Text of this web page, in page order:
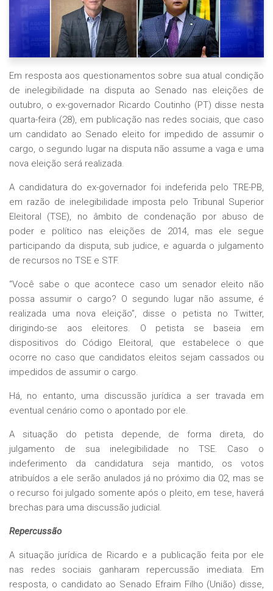
Em resposta aos questionamentos sobre sua atual condição
de inelegibilidade na disputa ao Senado nas eleições de
outubro, o ex-governador Ricardo Coutinho (PT) disse nesta
quarta-feira (28), em publicação nas redes sociais, que caso
um candidato ao Senado eleito for impedido de assumir o
cargo, o segundo lugar na disputa não assume a vaga e uma
nova eleição será realizada.
A candidatura do ex-governador foi indeferida pelo TRE-PB,
em razão de inelegibilidade imposta pelo Tribunal Superior
Eleitoral (TSE), no âmbito de condenação por abuso de
poder e político nas eleições de 2014, mas ele segue
participando da disputa, sub judice, e aguarda o julgamento
de recursos no TSE e STF.
“Você sabe o que acontece caso um senador eleito não
possa assumir o cargo? O segundo lugar não assume, é
realizada uma nova eleição”, disse o petista no Twitter,
dirigindo-se aos eleitores. O petista se baseia em
dispositivos do Código Eleitoral, que estabelece o que
ocorre no caso que candidatos eleitos sejam cassados ou
impedidos de assumir o cargo.
Há, no entanto, uma discussão jurídica a ser travada em
eventual cenário como o apontado por ele.
A situação do petista depende, de forma direta, do
julgamento de sua inelegibilidade no TSE. Caso o
indeferimento da candidatura seja mantido, os votos
atribuídos a ele serão anulados já no próximo dia 02, mas se
o recurso foi julgado somente após o pleito, em tese, haverá
brechas para uma discussão judicial.
Repercussão
A situação jurídica de Ricardo e a publicação feita por ele
nas redes sociais ganharam repercussão imediata. Em
resposta, o candidato ao Senado Efraim Filho (União) disse,